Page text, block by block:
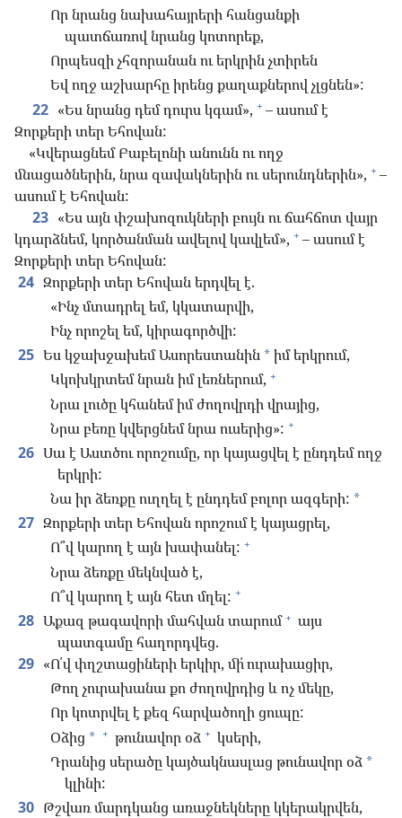
Որ նրանց նախահայրերի հանցանքի
պատճառով նրանց կոտորեք,
Որպեսզի չհզորանան ու երկրին չտիրեն
Եվ ողջ աշխարհը իրենց քաղաքներով չլցնեն»:
22 «Ես նրանց դեմ դուրս կգամ», + – ասում է
Զորքերի տեր Եհովան:
«Կվերացնեմ Բաբելոնի անունն ու ողջ
մնացածներին, նրա զավակներին ու սերունդներին», + –
ասում է Եհովան:
23 «Ես այն փշախոզուկների բույն ու ճահճոտ վայր
կդարձնեմ, կործանման ավելով կավլեմ», + – ասում է
Զորքերի տեր Եհովան:
24 Զորքերի տեր Եհովան երդվել է.
«Ինչ մտադրել եմ, կկատարվի,
Ինչ որոշել եմ, կիրագործվի:
25 Ես կջախջախեմ Ասորեստանին *իմ երկրում,
Կկոխկրտեմ նրան իմ լեռներում, +
Նրա լուծը կհանեմ իմ ժողովրդի վրայից,
Նրա բեռը կվերցնեմ նրա ուսերից»: +
26 Սա է Աստծու որոշումը, որ կայացվել է ընդդեմ ողջ
երկրի:
Նա իր ձեռքը ուղղել է ընդդեմ բոլոր ազգերի: *
27 Զորքերի տեր Եհովան որոշում է կայացրել,
Ո՞վ կարող է այն խափանել: +
Նրա ձեռքը մեկնված է,
Ո՞վ կարող է այն հետ մղել: +
28 Աքազ թագավորի մահվան տարում + այս
պատգամը հաղորդվեց.
29 «Ո՛վ փղշտացիների երկիր, մի՛ ուրախացիր,
Թող չուրախանա քո ժողովրդից և ոչ մեկը,
Որ կոտրվել է քեզ հարվածողի ցուպը:
Օձից * + թունավոր օձ + կսերի,
Դրանից սերածը կայծակնասլաց թունավոր օձ *
կլինի:
30 Թշվառ մարդկանց առաջնեկները կկերակրվեն,